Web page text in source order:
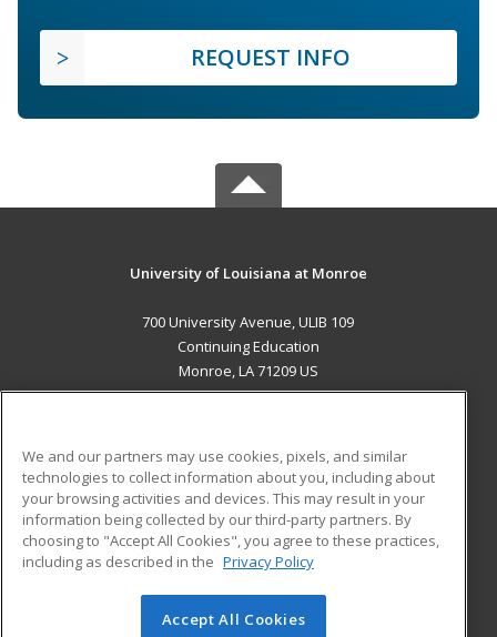
REQUEST INFO
University of Louisiana at Monroe
700 University Avenue, ULIB 109
Continuing Education
Monroe, LA 71209 US
ADDITIONAL RESOURCES
Military
Financial Assistance
Help
Student Blog
© 2026 ed2go, a division of Cengage Learning. All rights
We and our partners may use cookies, pixels, and similar
technologies to collect information about you, including about
your browsing activities and devices. This may result in your
information being collected by our third-party partners. By
choosing to "Accept All Cookies", you agree to these practices,
including as described in the Privacy Policy
Accept All Cookies